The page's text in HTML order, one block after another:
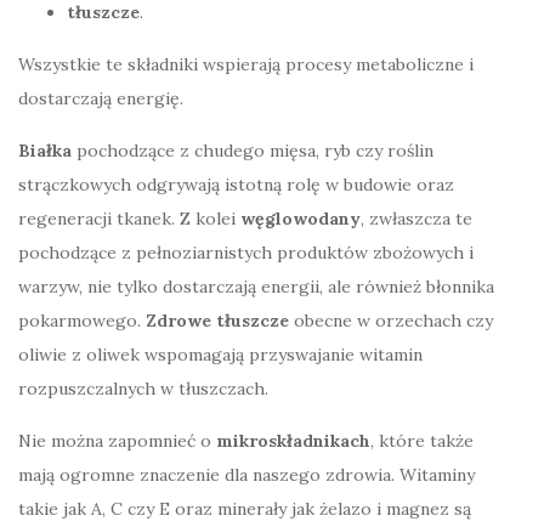
tłuszcze.
Wszystkie te składniki wspierają procesy metaboliczne i
dostarczają energię.
Białka pochodzące z chudego mięsa, ryb czy roślin
strączkowych odgrywają istotną rolę w budowie oraz
regeneracji tkanek. Z kolei węglowodany, zwłaszcza te
pochodzące z pełnoziarnistych produktów zbożowych i
warzyw, nie tylko dostarczają energii, ale również błonnika
pokarmowego. Zdrowe tłuszcze obecne w orzechach czy
oliwie z oliwek wspomagają przyswajanie witamin
rozpuszczalnych w tłuszczach.
Nie można zapomnieć o mikroskładnikach, które także
mają ogromne znaczenie dla naszego zdrowia. Witaminy
takie jak A, C czy E oraz minerały jak żelazo i magnez są